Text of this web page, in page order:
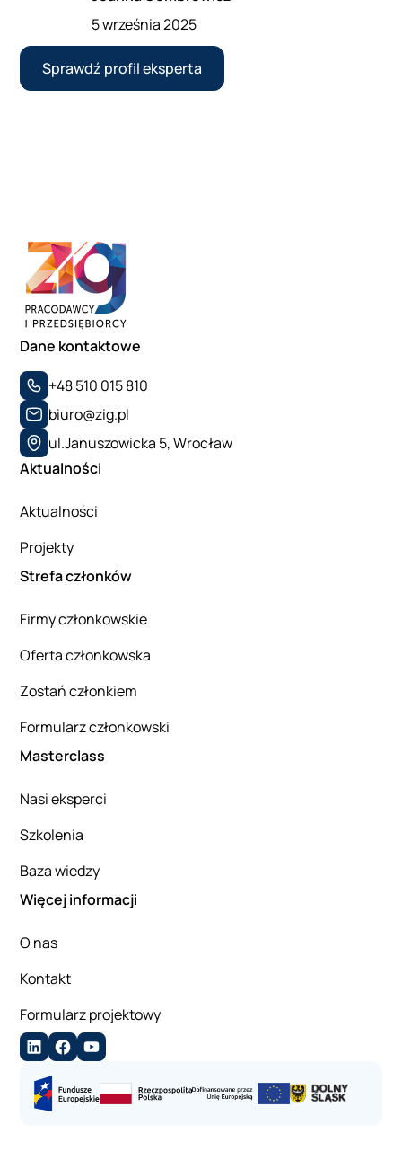
5 września 2025
Sprawdź profil eksperta
Dane kontaktowe
+48 510 015 810
biuro@zig.pl
ul.Januszowicka 5, Wrocław
Aktualności
Aktualności
Projekty
Strefa członków
Firmy członkowskie
Oferta członkowska
Zostań członkiem
Formularz członkowski
Masterclass
Nasi eksperci
Szkolenia
Baza wiedzy
Więcej informacji
O nas
Kontakt
Formularz projektowy